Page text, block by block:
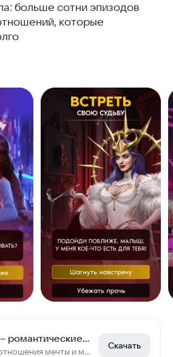
больше сотни эпизодов
которые
Строй отношения мечты и меняй сюжет своими решениями в интерактивных историях!
Скачать